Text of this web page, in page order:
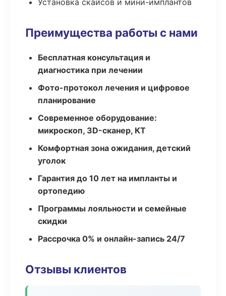
Установка скайсов и мини-имплантов
Преимущества работы с нами
Бесплатная консультация и
диагностика при лечении
Фото-протокол лечения и цифровое
планирование
Современное оборудование:
микроскоп, 3D-сканер, КТ
Комфортная зона ожидания, детский
уголок
Гарантия до 10 лет на импланты и
ортопедию
Программы лояльности и семейные
скидки
Рассрочка 0% и онлайн-запись 24/7
Отзывы клиентов